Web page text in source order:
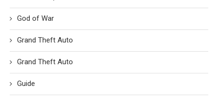
God of War
Grand Theft Auto
Grand Theft Auto
Guide